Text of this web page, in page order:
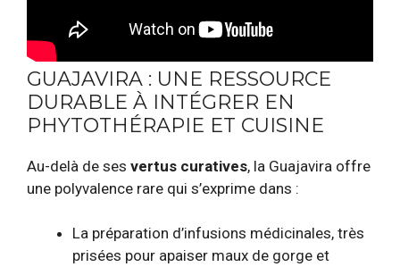
GUAJAVIRA : UNE RESSOURCE
DURABLE À INTÉGRER EN
PHYTOTHÉRAPIE ET CUISINE
Au-delà de ses vertus curatives, la Guajavira offre
une polyvalence rare qui s’exprime dans :
La préparation d’infusions médicinales, très
prisées pour apaiser maux de gorge et